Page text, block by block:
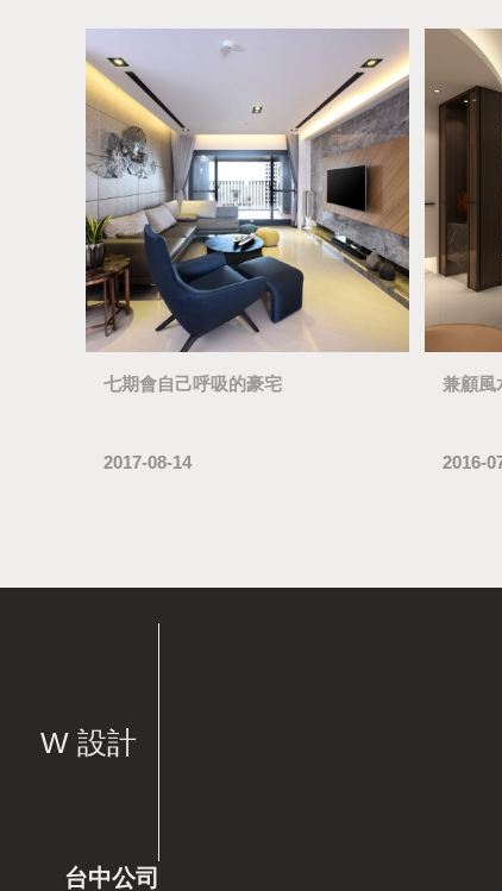
七期會自己呼吸的豪宅
2017-08-14
兼顧風
2016-
W 設計
台中公司